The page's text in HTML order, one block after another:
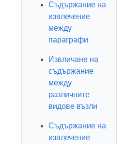
Съдържание на
извлечение
между
параграфи
Извличане на
съдържание
между
различните
видове възли
Съдържание на
извлечение